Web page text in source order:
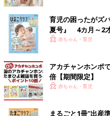
子どもが近視になるのはゲーム
らせないようにしています。
【×】ゲームに限らず、目
すべて近視の原因に
「『ゲームは目に悪い』」とよ
以内の距離を見続ける行為は、
とえば、20センチの距離で20分
向かって勉強をするほうが近視
上離して、30分に一回休憩をと
育児の困ったがズ
夏号』 4カ月～2
いっぱい！
赤ちゃん・育児
アカチャンホンポ
倍【期間限定】
赤ちゃん・育児
まるごと1冊“出産